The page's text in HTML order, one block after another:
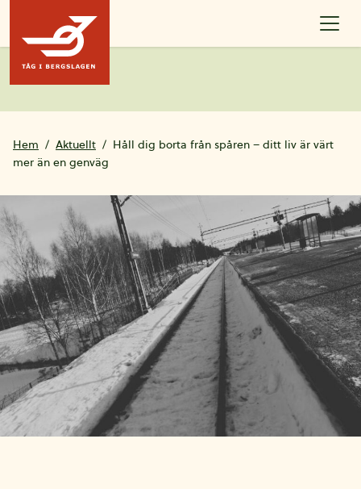
Hoppa till innehållet
Hem Aktuellt
Håll dig borta från spåren – ditt liv är värt
mer än en genväg